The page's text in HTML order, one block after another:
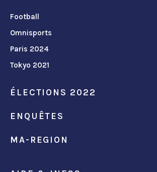
Football
Omnisports
Paris 2024
Tokyo 2021
ÉLECTIONS 2022
ENQUÊTES
MA-REGION